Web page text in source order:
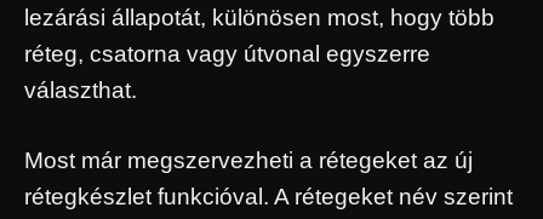
lezárási állapotát, különösen most, hogy több
réteg, csatorna vagy útvonal egyszerre
választhat.
Most már megszervezheti a rétegeket az új
rétegkészlet funkcióval. A rétegeket név szerint